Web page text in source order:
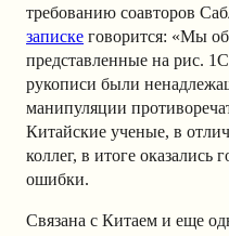
требованию соавторов
записке говорится: «Мы
представленные на рис.
рукописи были
манипуляции
Китайские ученые, в
коллег, в итоге оказались
ошибки.
Связана с Китаем и еще